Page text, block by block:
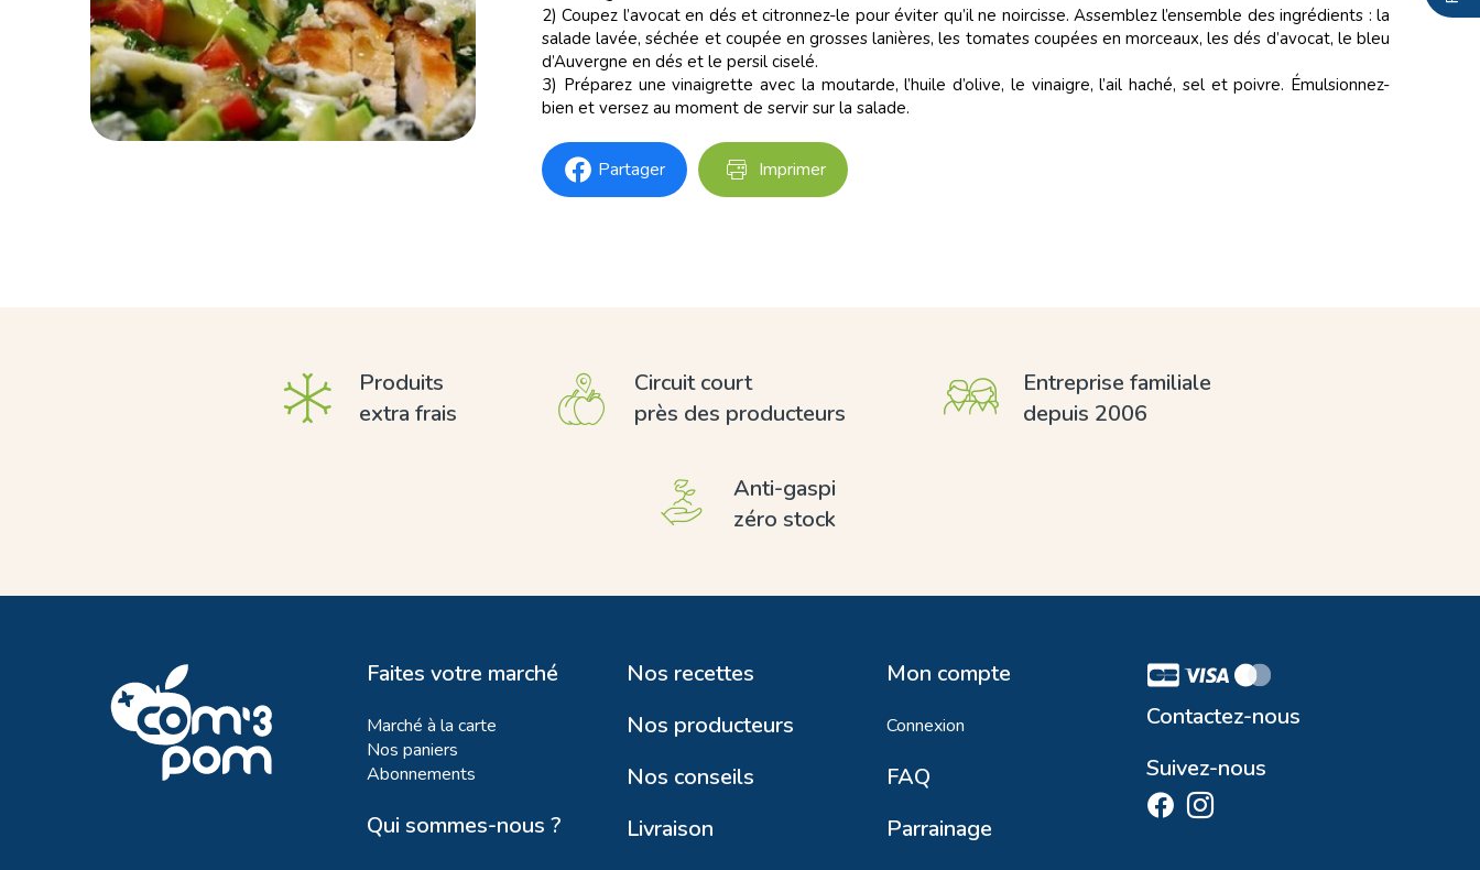
2) Coupez l’avocat en dés et citronnez-le pour éviter qu’il ne noircisse. Assemblez l’ensemble des ingrédients : la
salade lavée, séchée et coupée en grosses lanières, les tomates coupées en morceaux, les dés d’avocat, le bleu
d’Auvergne en dés et le persil ciselé.
3) Préparez une vinaigrette avec la moutarde, l’huile d’olive, le vinaigre, l’ail haché, sel et poivre. Émulsionnez-
bien et versez au moment de servir sur la salade.
Partager Imprimer
Produits
extra frais
Circuit court
près des producteurs
Entreprise familiale
depuis 2006
Anti-gaspi
zéro stock
Faites votre marché
Marché à la carte
Nos paniers
Abonnements
Qui sommes-nous ?
Nos recettes
Nos producteurs
Nos conseils
Livraison
Mon compte
Connexion
FAQ
Parrainage
Contactez-nous
Suivez-nous